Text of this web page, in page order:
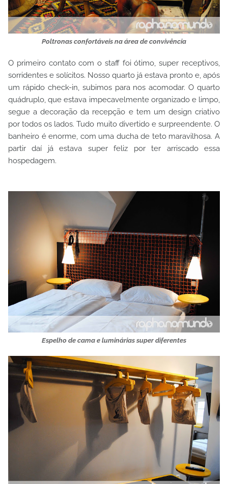
Poltronas confortáveis na área de convivência
O primeiro contato com o staff foi ótimo, super receptivos,
sorridentes e solícitos. Nosso quarto já estava pronto e, após
um rápido check-in, subimos para nos acomodar. O quarto
quádruplo, que estava impecavelmente organizado e limpo,
segue a decoração da recepção e tem um design criativo
por todos os lados. Tudo muito divertido e surpreendente. O
banheiro é enorme, com uma ducha de teto maravilhosa. A
partir daí já estava super feliz por ter arriscado essa
hospedagem.
Espelho de cama e luminárias super diferentes